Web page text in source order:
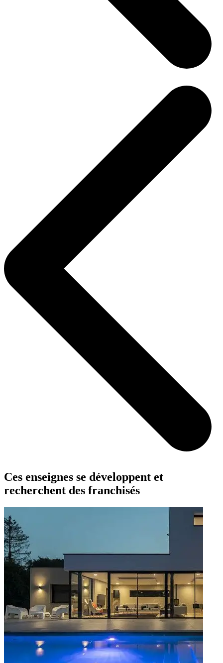
Ces enseignes se développent et
recherchent des franchisés